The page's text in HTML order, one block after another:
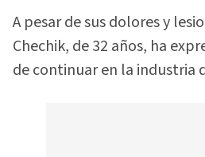
A pesar de sus dolores y
Chechik, de 32 años, ha
de continuar en la industria